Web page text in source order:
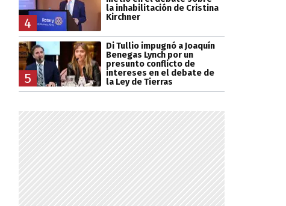
4
la inhabilitación de Cristina
Kirchner
5
Di Tullio impugnó a Joaquín
Benegas Lynch por un
presunto conflicto de
intereses en el debate de
la Ley de Tierras